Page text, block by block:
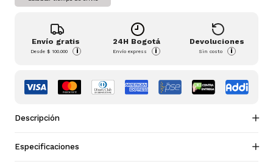
Envío gratis
Desde$ 100.000 i
24H Bogotá
Envío express i
Devoluciones
Sin costo i
Descripción
Especificaciones